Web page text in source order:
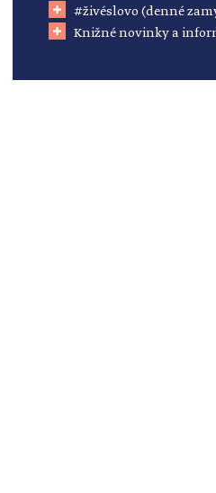
#živéslovo (denné
Knižné novinky a